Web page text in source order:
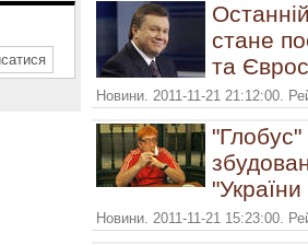
стане
та
Новини. 2011-11-21 21:12:00.
Новини. 2011-11-21 15:23:00.